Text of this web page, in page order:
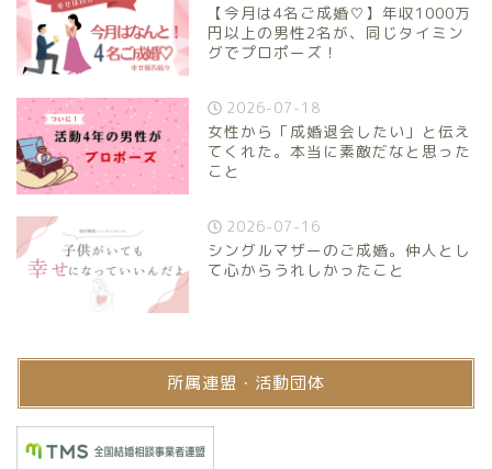
【今月は4名ご成婚♡】年収1000万
円以上の男性2名が、同じタイミン
グでプロポーズ！
2026-07-18
女性から「成婚退会したい」と伝え
てくれた。本当に素敵だなと思った
こと
2026-07-16
シングルマザーのご成婚。仲人とし
て心からうれしかったこと
所属連盟・活動団体